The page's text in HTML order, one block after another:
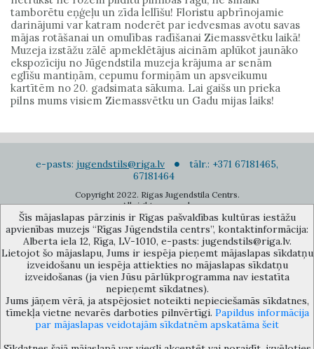
tamborētu eņģeļu un zīda lellīšu! Floristu apbrīnojamie
darinājumi var katram noderēt par iedvesmas avotu savas
mājas rotāšanai un omulības radīšanai Ziemassvētku laikā!
Muzeja izstāžu zālē apmeklētājus aicinām aplūkot jaunāko
ekspozīciju no Jūgendstila muzeja krājuma ar senām
eglīšu mantiņām, cepumu formiņām un apsveikumu
kartītēm no 20. gadsimata sākuma. Lai gaišs un prieka
pilns mums visiem Ziemassvētku un Gadu mijas laiks!
e-pasts: jugendstils@riga.lv
tālr.: +371 67181465,
67181464
Copyright 2022. Rigas Jugendstila Centrs.
All right reserved.
Pierakstīties jaunumiem
Rīgas pašvaldības kultūras iestāžu apvienības muzejs “Rīgas Jūgendstila
centrs”, Alberta iela 12, Rīga, LV 1010, Latvija (durvju kods: 12),
jugendstils@riga.lv
Šīs mājaslapas pārzinis ir Rīgas pašvaldības kultūras iestāžu
apvienības muzejs “Rīgas Jūgendstila centrs”, kontaktinformācija:
Alberta iela 12, Rīga, LV-1010, e-pasts: jugendstils@riga.lv.
Lietojot šo mājaslapu, Jums ir iespēja pieņemt mājaslapas sīkdatņu
izveidošanu un iespēja attiekties no mājaslapas sīkdatņu
izveidošanas (ja vien Jūsu pārlūkprogramma nav iestatīta
nepieņemt sīkdatnes).
Jums jāņem vērā, ja atspējosiet noteikti nepieciešamās sīkdatnes,
tīmekļa vietne nevarēs darboties pilnvērtīgi. Papildus informācija
par mājaslapas veidotajām sīkdatnēm apskatāma šeit